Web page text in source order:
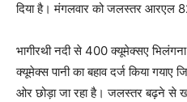
दिया है। मंगलवार को जलस्तर आरएल
भागीरथी नदी से 400 क्यूमेक्सए
क्यूमेक्स पानी का बहाव दर्ज किया
ओर छोड़ा जा रहा है। जलस्तर बढ़ने से